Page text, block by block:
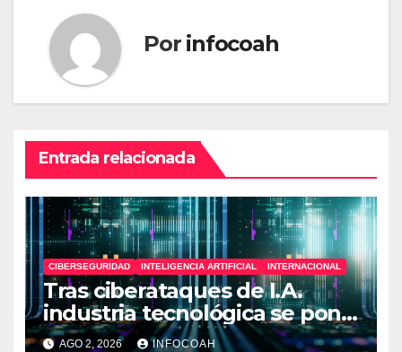
Por infocoah
Entrada relacionada
CIBERSEGURIDAD INTELIGENCIA ARTIFICIAL INTERNACIONAL
Tras ciberataques de I.A.
industria tecnológica se pone
en alerta
AGO 2, 2026 INFOCOAH